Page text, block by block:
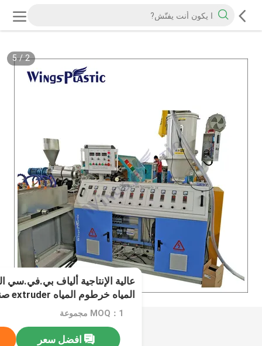
2
/
5
عالية الإنتاجية ألياف
المياه خرطوم المياه extruder صنع آلة
MOQ：1 مجموعة
افضل سعر